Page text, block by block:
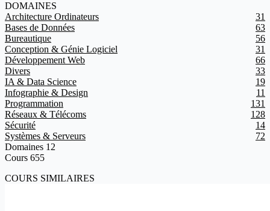
DOMAINES
Architecture Ordinateurs
31
Bases de Données
63
Bureautique
56
Conception & Génie Logiciel
31
Développement Web
66
Divers
33
IA & Data Science
19
Infographie & Design
11
Programmation
131
Réseaux & Télécoms
128
Sécurité
14
Systèmes & Serveurs
72
Domaines 12
Cours 655
COURS SIMILAIRES